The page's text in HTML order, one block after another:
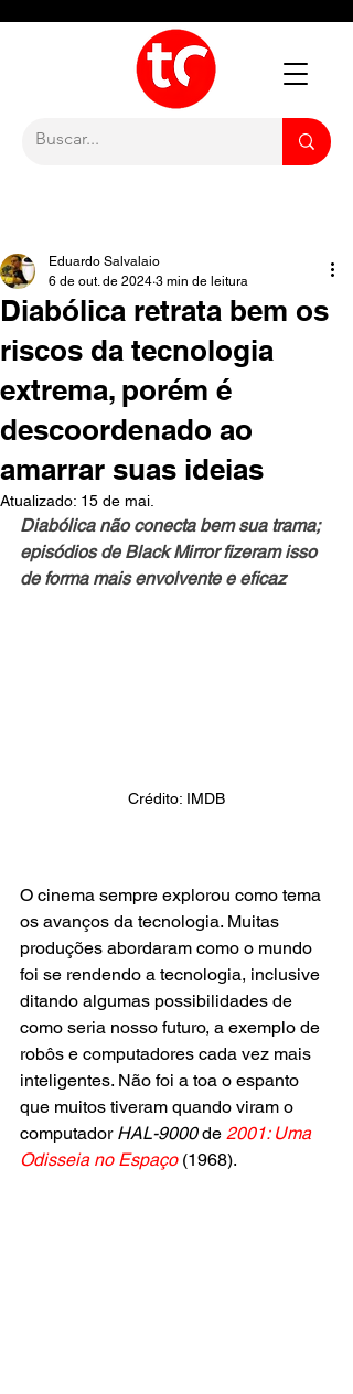
Diabólica retrata bem os
riscos da tecnologia
extrema, porém é
descoordenado ao
amarrar suas ideias
Eduardo Salvalaio
6 de out. de 2024 3 min de leitura
Atualizado: 15 de mai.
Diabólica não conecta bem sua trama;
episódios de Black Mirror fizeram isso
de forma mais envolvente e eficaz
Crédito: IMDB
O cinema sempre explorou como tema
os avanços da tecnologia. Muitas
produções abordaram como o mundo
foi se rendendo a tecnologia, inclusive
ditando algumas possibilidades de
como seria nosso futuro, a exemplo de
robôs e computadores cada vez mais
inteligentes. Não foi a toa o espanto
que muitos tiveram quando viram o
computador HAL-9000 de 2001: Uma
Odisseia no Espaço (1968).